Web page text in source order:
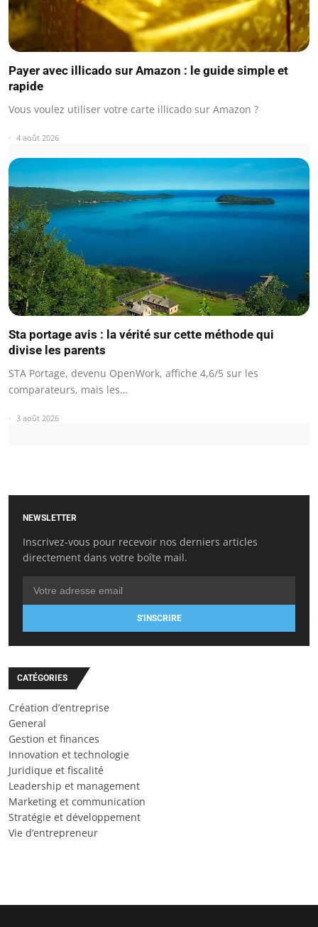
Payer avec illicado sur Amazon : le guide simple et
rapide
Vous voulez utiliser votre carte illicado sur Amazon ?
4 août 2026
Sta portage avis : la vérité sur cette méthode qui
divise les parents
STA Portage, devenu OpenWork, affiche 4,6/5 sur les
comparateurs, mais les…
3 août 2026
NEWSLETTER
Inscrivez-vous pour recevoir nos derniers articles
directement dans votre boîte mail.
S'INSCRIRE
CATÉGORIES
Création d’entreprise
General
Gestion et finances
Innovation et technologie
Juridique et fiscalité
Leadership et management
Marketing et communication
Stratégie et développement
Vie d’entrepreneur